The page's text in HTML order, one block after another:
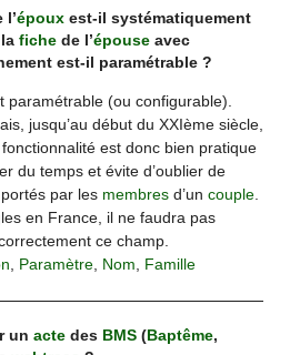
l’époux est-il systématiquement
lafiche de l’épouse avec
est-il paramétrable ?
paramétrable (ou configurable).
jusqu’au début du XXIème siècle,
est donc bien pratique
du temps et évite d’oublier de
par les membresd’un couple.
en France, il ne faudra pas
ce champ.
Paramètre, Nom Famille
unacte des BMS ( Baptême,